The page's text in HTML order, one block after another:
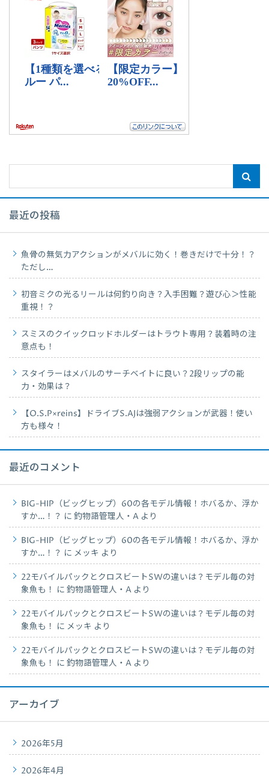
最近の投稿
魚骨の無気力アクションがメバルに効く！巻きだけで十分！？
ただし…
初音ミクの光るリールは何釣り向き？入手困難？遊び心＞性能
重視！？
スミスのクイックロッドホルダーはトラウト専用？装着時の注
意点も！
スタイラーはメバルのサーチベイトに良い？2段リップの能
力・効果は？
【O.S.P×reins】ドライブS.AJは強弱アクションが武器！使い
方も様々！
最近のコメント
BIG-HIP（ビッグヒップ）60の各モデル情報！ホバるか、浮か
すか…！？ に 釣物語管理人・A より
BIG-HIP（ビッグヒップ）60の各モデル情報！ホバるか、浮か
すか…！？ に メッキ より
22モバイルパックとクロスビートSWの違いは？モデル毎の対
象魚も！
に 釣物語管理人・A より
22モバイルパックとクロスビートSWの違いは？モデル毎の対
象魚も！
に メッキ より
22モバイルパックとクロスビートSWの違いは？モデル毎の対
象魚も！
に 釣物語管理人・A より
アーカイブ
2026年5月
2026年4月